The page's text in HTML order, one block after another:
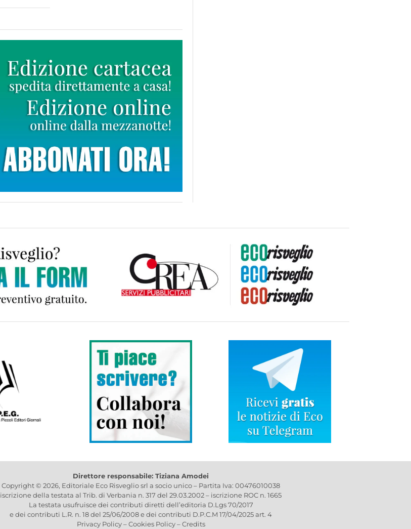
Direttore responsabile: Tiziana Amodei
Copyright © 2026, Editoriale Eco Risveglio srl a socio unico – Partita Iva: 00476010038
iscrizione della testata al Trib. di Verbania n. 317 del 29.03.2002 – iscrizione ROC n. 1665
La testata usufruisce dei contributi diretti dell’editoria D.Lgs 70/2017
e dei contributi L.R. n. 18 del 25/06/2008 e dei contributi D.P.C.M 17/04/2025 art. 4
Privacy Policy–Cookies Policy–Credits